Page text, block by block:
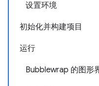
设置环境
初始化并构建项目
运行
Bubblewrap 的图形